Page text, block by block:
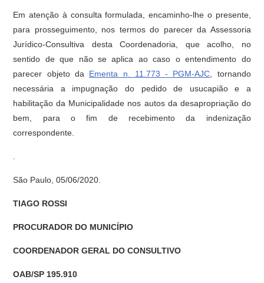
Em atenção à consulta formulada, encaminho-lhe o presente,
para prosseguimento, nos termos do parecer da Assessoria
Jurídico-Consultiva desta Coordenadoria, que acolho, no
sentido de que não se aplica ao caso o entendimento do
parecer objeto da Ementa n. 11.773 - PGM-AJC , tornando
necessária a impugnação do pedido de usucapião e a
habilitação da Municipalidade nos autos da desapropriação do
bem, para o fim de recebimento da indenização
correspondente.
São Paulo, 05/06/2020.
TIAGO ROSSI
PROCURADOR DO MUNICÍPIO
COORDENADOR GERAL DO CONSULTIVO
OAB/SP 195.910